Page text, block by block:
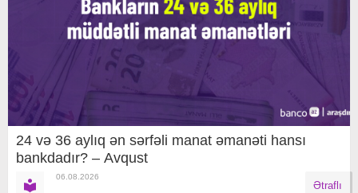
24 və 36 aylıq ən sərfəli manat əmanəti hansı
bankdadır? – Avqust
06.08.2026
Ətraflı